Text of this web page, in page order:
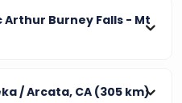
Arthur Burney Falls - Mt
/ Arcata, CA (305 km)